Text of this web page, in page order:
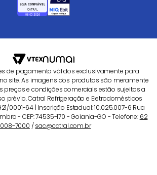
de pagamento válidos exclusivamente para
site. As imagens dos produtos são meramente
preços e condições comerciais estão sujeitos a
prévio. Catral Refrigeração e Eletrodomésticos
0001-64 | Inscrição Estadual: 10.025.007-6 Rua
- CEP: 74535-170 - Goiania-GO - Telefone: 62
7000 /sac@catral.com.br